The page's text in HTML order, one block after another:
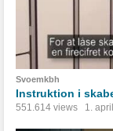
Svoemkbh
Instruktion i
551.614 views 1.